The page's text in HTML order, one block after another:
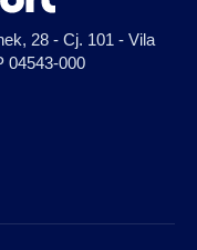
28 - Cj. 101 - Vila
04543-000